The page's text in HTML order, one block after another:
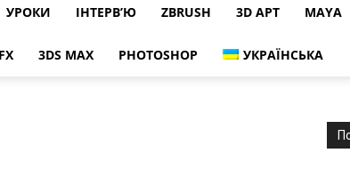
УРОКИ ІНТЕРВ’Ю ZBRUSH 3D АРТ MAYA
3DS MAX PHOTOSHOP УКРАЇНСЬКА